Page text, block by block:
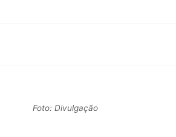
Foto: Divulgação